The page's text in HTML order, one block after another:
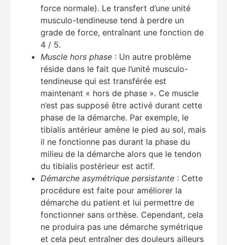
force normale). Le transfert d’une unité
musculo-tendineuse tend à perdre un
grade de force, entraînant une fonction de
4 / 5.
Muscle hors phase : Un autre problème
réside dans le fait que l’unité musculo-
tendineuse qui est transférée est
maintenant « hors de phase ». Ce muscle
n’est pas supposé être activé durant cette
phase de la démarche. Par exemple, le
tibialis antérieur amène le pied au sol, mais
il ne fonctionne pas durant la phase du
milieu de la démarche alors que le tendon
du tibialis postérieur est actif.
Démarche asymétrique persistante : Cette
procédure est faite pour améliorer la
démarche du patient et lui permettre de
fonctionner sans orthèse. Cependant, cela
ne produira pas une démarche symétrique
et cela peut entraîner des douleurs ailleurs